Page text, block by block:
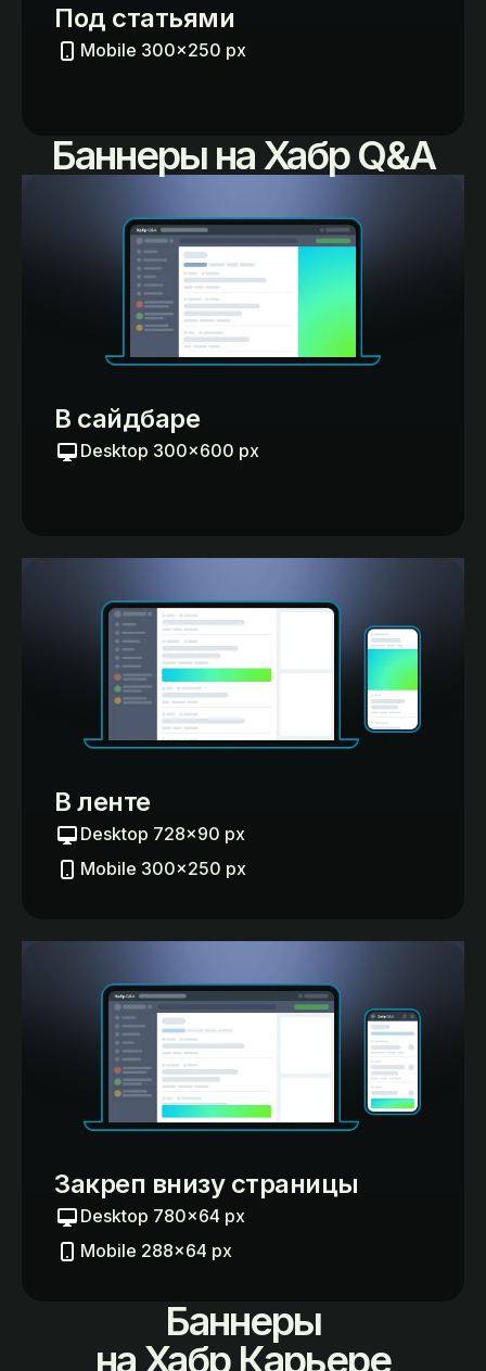
Под статьями
Mobile 300×250 px
Баннеры на Хабр Q&A
В сайдбаре
Desktop 300×600 px
В ленте
Desktop 728×90 px
Mobile 300×250 px
Закреп внизу страницы
Desktop 780×64 px
Mobile 288×64 px
Баннеры
на Хабр Карьере